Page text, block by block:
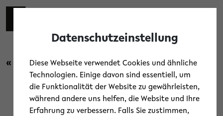
Skip to main content
« Zurück zur Übersicht
Campus Jubiläum /Kultur
Datenschutzeinstellung
Diese Webseite verwendet Cookies und ähnliche
Technologien. Einige davon sind essentiell, um
die Funktionalität der Website zu gewährleisten,
während andere uns helfen, die Website und Ihre
Erfahrung zu verbessern. Falls Sie zustimmen,